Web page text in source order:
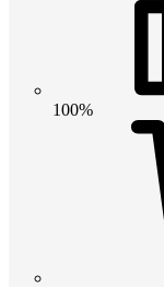
100%